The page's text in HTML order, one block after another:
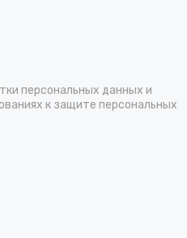
персональных данных и
к защите персональных